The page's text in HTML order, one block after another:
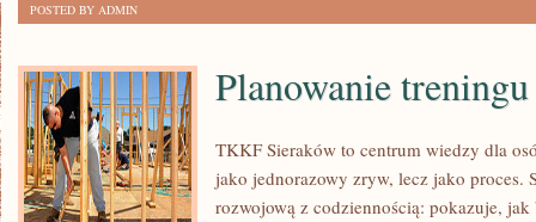
POSTED BY ADMIN
Planowanie treningu
TKKF Sieraków to centrum wiedzy dla
jako jednorazowy zryw, lecz jako proces.
rozwojową z codziennością: pokazuje,